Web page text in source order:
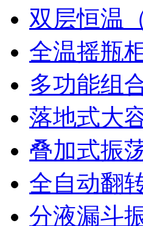
双层恒温
全温摇瓶
多功能组
落地式大
叠加式振
全自动翻
分液漏斗